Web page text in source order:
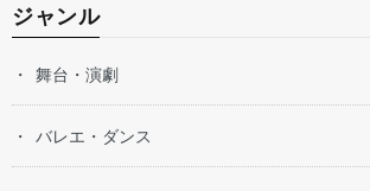
ジャンル
舞台・演劇
バレエ・ダンス